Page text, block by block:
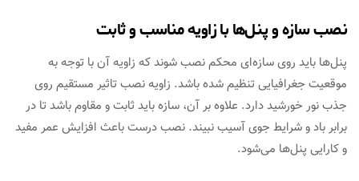
نصب سازه و پنل‌ها با زاویه مناسب و ثابت
پنل‌ها باید روی سازه‌ای محکم نصب شوند که زاویه آن با توجه به
موقعیت جغرافیایی تنظیم شده باشد. زاویه نصب تاثیر مستقیم روی
جذب نور خورشید دارد. علاوه بر آن، سازه باید ثابت و مقاوم باشد تا در
برابر باد و شرایط جوی آسیب نبیند. نصب درست باعث افزایش عمر مفید
و کارایی پنل‌ها می‌شود.